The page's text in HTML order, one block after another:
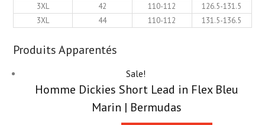
3XL
42 110-112
126.5-131.5
3XL
44 110-112 131.5-136.5
Produits Apparentés
Sale!
Homme Dickies Short Lead in Flex Bleu
Marin | Bermudas